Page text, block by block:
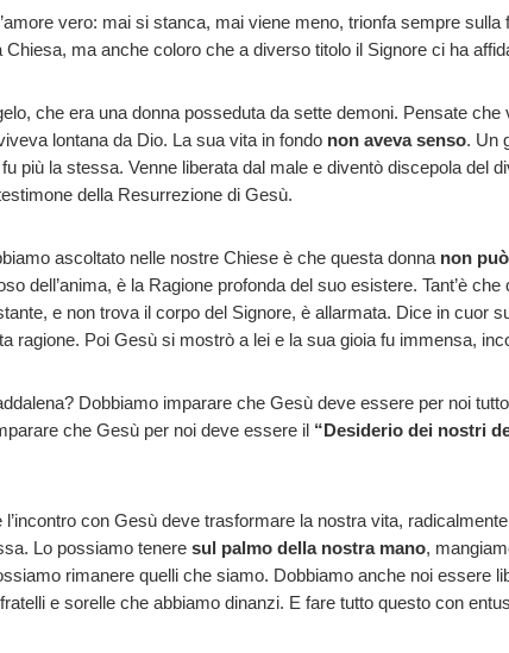
vero: mai si stanca, mai viene meno, trionfa sempre
ma anche coloro che a diverso titolo il Signore ci ha
che era una donna posseduta da sette demoni. Pensate
lontana da Dio. La sua vita in fondo non aveva senso. Un
più la stessa. Venne liberata dal male e diventò discepola del
della Resurrezione di Gesù.
ascoltato nelle nostre Chiese è che questa donna non
dell’anima, è la Ragione profonda del suo esistere. Tant’è
e non trova il corpo del Signore, è allarmata. Dice in cuor
ragione. Poi Gesù si mostrò a lei e la sua gioia fu immensa,
Dobbiamo imparare che Gesù deve essere per noi
che Gesù per noi deve essere il “Desiderio dei nostri
con Gesù deve trasformare la nostra vita,
Lo possiamo tenere sul palmo della nostra mano,
rimanere quelli che siamo. Dobbiamo anche noi essere
e sorelle che abbiamo dinanzi. E fare tutto questo con